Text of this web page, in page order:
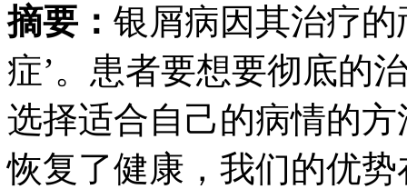
摘要： 银屑病因其治疗
症’。患者要想要彻底的
选择适合自己的病情的
恢复了健康，我们的优